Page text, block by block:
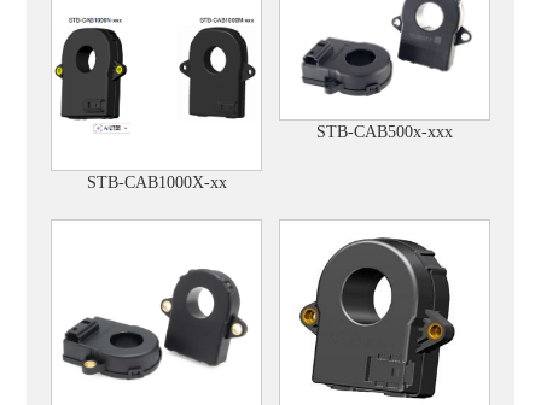
STB-CAB1000X-xx
STB-CAB500x-xxx